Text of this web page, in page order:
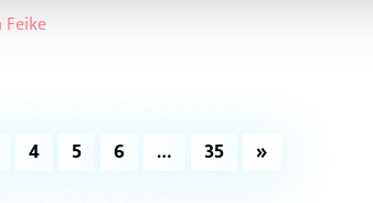
Feike
4 5 6 … 35 »